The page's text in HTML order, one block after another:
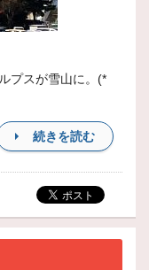
プスが雪山に。(*
続きを読む